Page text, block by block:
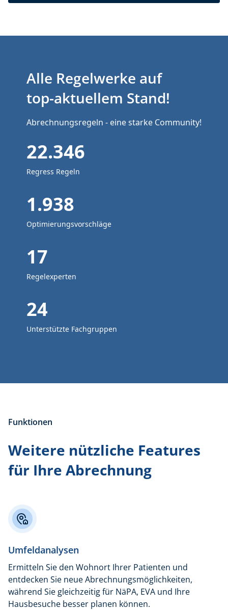
Alle Regelwerke auf
top-aktuellem Stand!
Abrechnungsregeln - eine starke Community!
22.346
Regress Regeln
1.938
Optimierungsvorschläge
17
Regelexperten
24
Unterstützte Fachgruppen
Funktionen
Weitere nützliche Features
für Ihre Abrechnung
Umfeldanalysen
Ermitteln Sie den Wohnort Ihrer Patienten und
entdecken Sie neue Abrechnungsmöglichkeiten,
während Sie gleichzeitig für NäPA, EVA und Ihre
Hausbesuche besser planen können.